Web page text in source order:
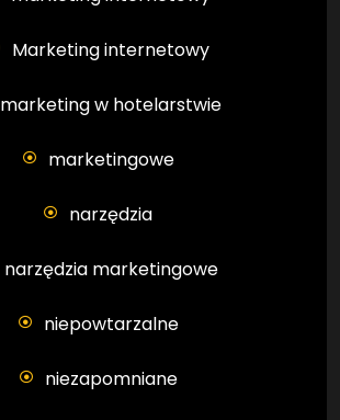
Marketing internetowy
marketing w hotelarstwie
marketingowe
narzędzia
narzędzia marketingowe
niepowtarzalne
niezapomniane